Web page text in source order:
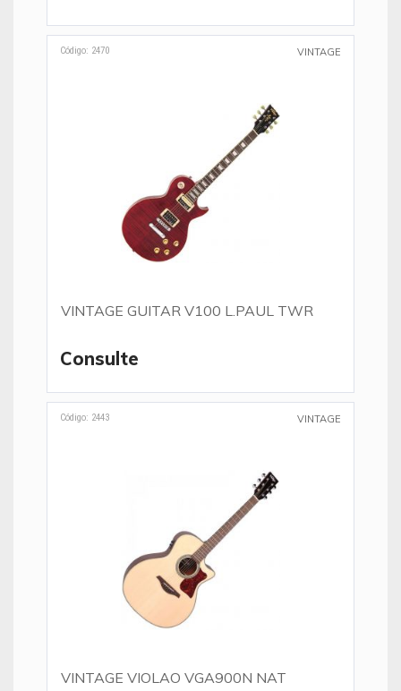
Código: 2470 VINTAGE
VINTAGE GUITAR V100 L.PAUL TWR
Consulte
Código: 2443 VINTAGE
VINTAGE VIOLAO VGA900N NAT